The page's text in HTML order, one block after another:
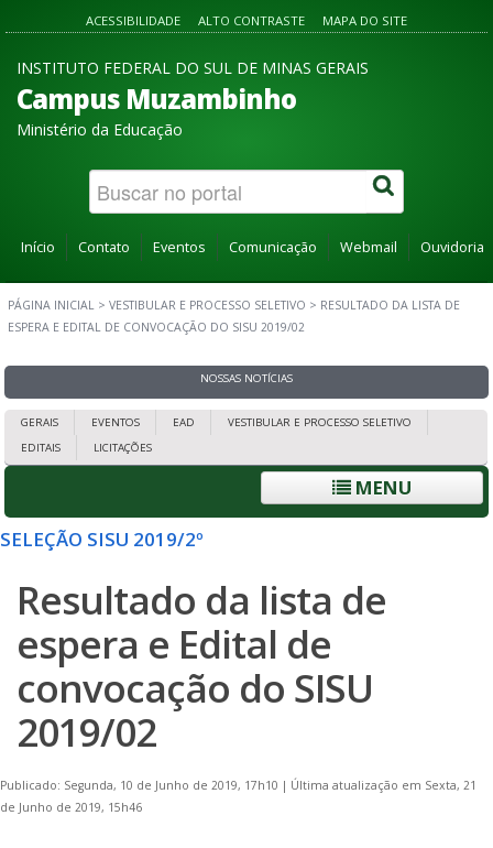
ACESSIBILIDADE ALTO CONTRASTE MAPA DO SITE
INSTITUTO FEDERAL DO SUL DE MINAS GERAIS
Campus Muzambinho
Ministério da Educação
Início Contato Eventos Comunicação Webmail Ouvidoria
PÁGINA INICIAL > VESTIBULAR E PROCESSO SELETIVO > RESULTADO DA LISTA DE
ESPERA E EDITAL DE CONVOCAÇÃO DO SISU 2019/02
NOSSAS NOTÍCIAS
GERAIS EVENTOS EAD
VESTIBULAR E PROCESSO SELETIVO
EDITAIS
LICITAÇÕES
MENU
SELEÇÃO SISU 2019/2º
Resultado da lista de
espera e Edital de
convocação do SISU
2019/02
Publicado: Segunda, 10 de Junho de 2019, 17h10 | Última atualização em Sexta, 21
de Junho de 2019, 15h46